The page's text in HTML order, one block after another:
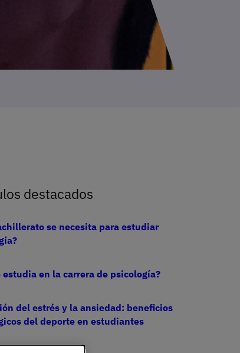
destacados
se necesita para estudiar
estudia en la carrera de psicología?
del estrés y la ansiedad: beneficios
del deporte en estudiantes